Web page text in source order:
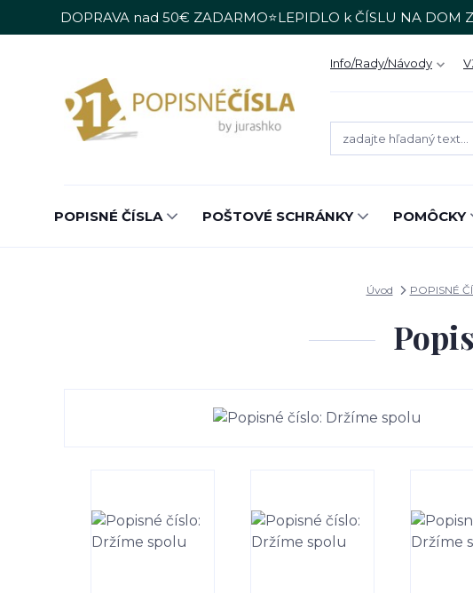
DOPRAVA nad 50€ ZADARMO⭐LEPIDLO k ČÍSLU NA DOM
Info/Rady/Návody
POPISNÉ ČÍSLA POŠTOVÉ SCHRÁNKY POMÔCKY
Úvod POPISNÉ